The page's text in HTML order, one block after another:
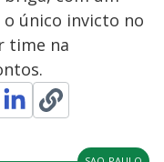
o único invicto no
time na